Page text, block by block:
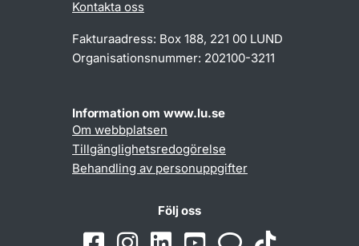
Kontakta oss
Fakturaadress: Box 188, 221 00 LUND
Organisationsnummer: 202100-3211
Information om www.lu.se
Om webbplatsen
Tillgänglighetsredogörelse
Behandling av personuppgifter
Följ oss